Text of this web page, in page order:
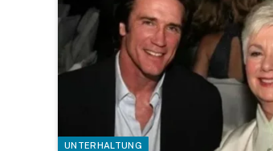
UNTERHALTUNG